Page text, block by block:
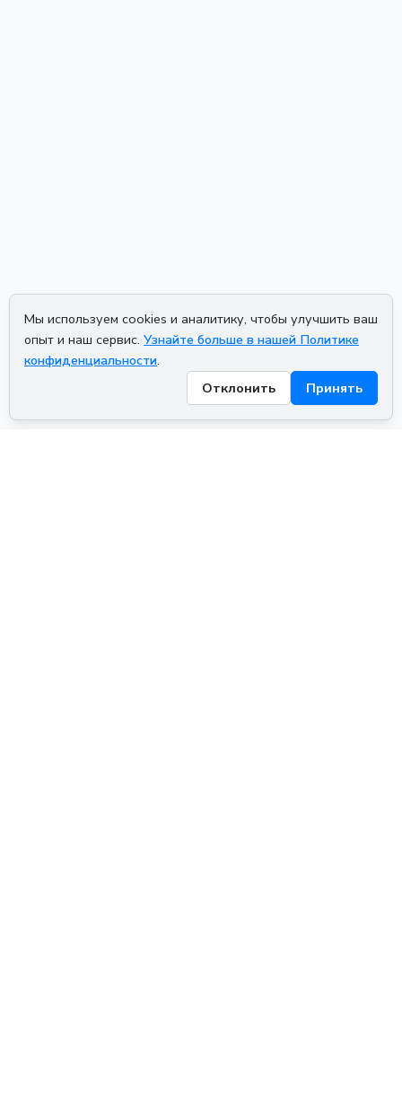
Мы используем cookies и аналитику, чтобы улучшить ваш
опыт и наш сервис. Узнайте больше в нашей Политике
конфиденциальности.
Отклонить
Принять